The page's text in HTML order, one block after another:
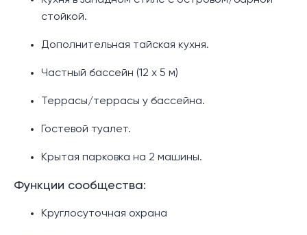
стойкой.
Дополнительная тайская кухня.
Частный бассейн (12 х 5 м)
Террасы/террасы у бассейна.
Гостевой туалет.
Крытая парковка на 2 машины.
Функции сообщества:
Круглосуточная охрана